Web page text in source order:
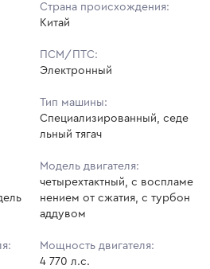
33 260 ₽
не найдено
в аукционах
Страна происхождения:
Китай
ПСМ/ПТС:
Электронный
Тип машины:
Специализированный, седе
льный тягач
Модель двигателя:
четырехтактный, с воспламе
нением от сжатия, с турбон
аддувом
Мощность двигателя:
4 770 л.с.